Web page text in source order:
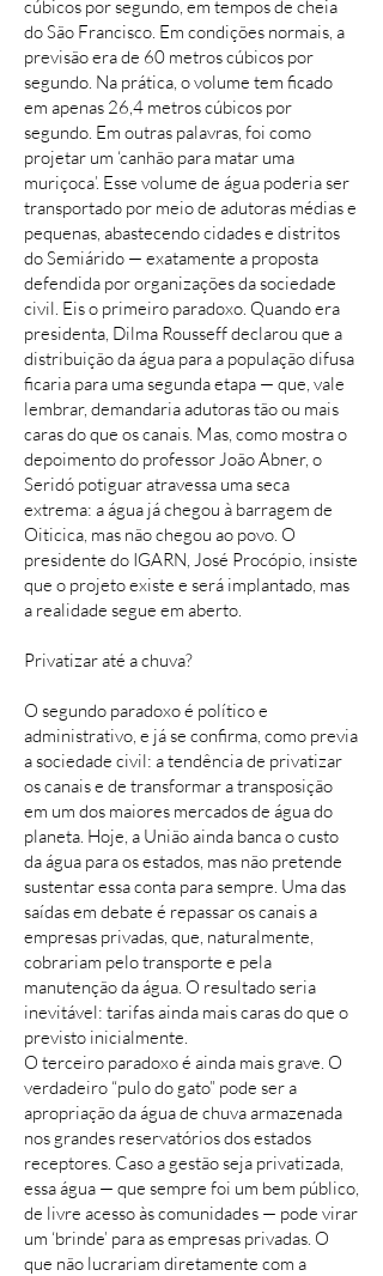
cúbicos por segundo, em tempos de cheia
do São Francisco. Em condições normais, a
previsão era de 60 metros cúbicos por
segundo. Na prática, o volume tem ficado
em apenas 26,4 metros cúbicos por
segundo. Em outras palavras, foi como
projetar um ‘canhão para matar uma
muriçoca’. Esse volume de água poderia ser
transportado por meio de adutoras médias e
pequenas, abastecendo cidades e distritos
do Semiárido — exatamente a proposta
defendida por organizações da sociedade
civil. Eis o primeiro paradoxo. Quando era
presidenta, Dilma Rousseff declarou que a
distribuição da água para a população difusa
ficaria para uma segunda etapa — que, vale
lembrar, demandaria adutoras tão ou mais
caras do que os canais. Mas, como mostra o
depoimento do professor João Abner, o
Seridó potiguar atravessa uma seca
extrema: a água já chegou à barragem de
Oiticica, mas não chegou ao povo. O
presidente do IGARN, José Procópio, insiste
que o projeto existe e será implantado, mas
a realidade segue em aberto.
Privatizar até a chuva?
O segundo paradoxo é político e
administrativo, e já se confirma, como previa
a sociedade civil: a tendência de privatizar
os canais e de transformar a transposição
em um dos maiores mercados de água do
planeta. Hoje, a União ainda banca o custo
da água para os estados, mas não pretende
sustentar essa conta para sempre. Uma das
saídas em debate é repassar os canais a
empresas privadas, que, naturalmente,
cobrariam pelo transporte e pela
manutenção da água. O resultado seria
inevitável: tarifas ainda mais caras do que o
previsto inicialmente.
O terceiro paradoxo é ainda mais grave. O
verdadeiro “pulo do gato” pode ser a
apropriação da água de chuva armazenada
nos grandes reservatórios dos estados
receptores. Caso a gestão seja privatizada,
essa água — que sempre foi um bem público,
de livre acesso às comunidades — pode virar
um ‘brinde’ para as empresas privadas. O
que não lucrariam diretamente com a